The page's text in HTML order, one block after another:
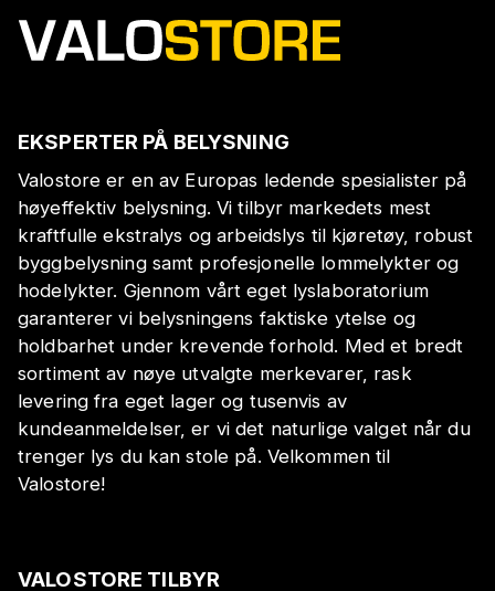
EKSPERTER PÅ BELYSNING
Valostore er en av Europas ledende spesialister på
høyeffektiv belysning. Vi tilbyr markedets mest
kraftfulle ekstralys og arbeidslys til kjøretøy, robust
byggbelysning samt profesjonelle lommelykter og
hodelykter. Gjennom vårt eget lyslaboratorium
garanterer vi belysningens faktiske ytelse og
holdbarhet under krevende forhold. Med et bredt
sortiment av nøye utvalgte merkevarer, rask
levering fra eget lager og tusenvis av
kundeanmeldelser, er vi det naturlige valget når du
trenger lys du kan stole på. Velkommen til
Valostore!
VALOSTORE TILBYR